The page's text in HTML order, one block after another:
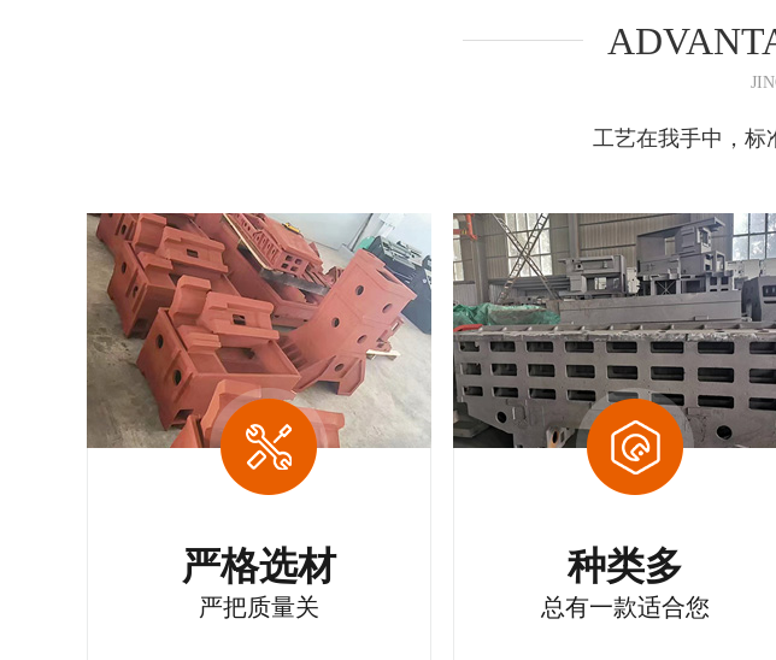
工艺在我手中，标
严格选材
严把质量关
种类多
总有一款适合您